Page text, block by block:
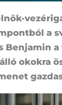
a
Ben­ja­min
okok­ra